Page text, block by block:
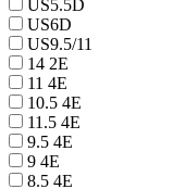
US5.5D
US6D
US9.5/11
14 2E
11 4E
10.5 4E
11.5 4E
9.5 4E
9 4E
8.5 4E